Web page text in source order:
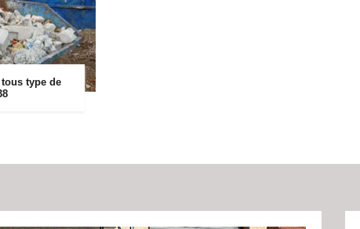
type de